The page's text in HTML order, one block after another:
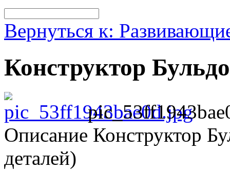
Вернуться к:
Конструктор
Описание Конструктор
деталей)